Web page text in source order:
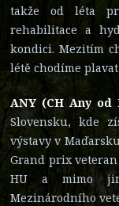
takže od léta
rehabilitace a
kondici. Mezitím
létě chodíme
ANY (CH Any od
Slovensku, kde
výstavy v
Grand prix
HU a mimo
Mezinárodního